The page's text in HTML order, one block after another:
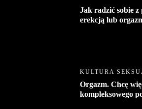
Jak radzić sobie
erekcją lub
KULTURA
Orgazm. Chcę
kompleksowego